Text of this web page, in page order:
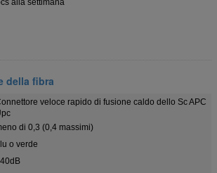
alla settimana
della fibra
veloce rapido di fusione caldo dello Sc APC
di 0,3 (0,4 massimi)
o verde